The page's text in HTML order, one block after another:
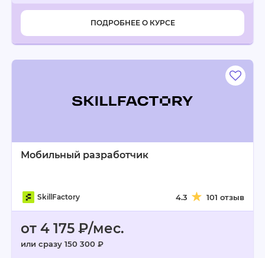
ПОДРОБНЕЕ О КУРСЕ
Мобильный разработчик
SkillFactory 4.3 101 отзыв
от 4 175 ₽/мес.
или сразу 150 300 ₽